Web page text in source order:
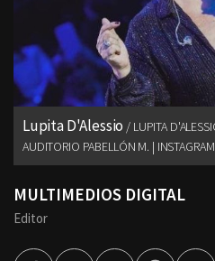
Lupita D'Alessio
LUPITA
AUDITORIO PABELLÓN M. |
MULTIMEDIOS DIGITAL
Editor